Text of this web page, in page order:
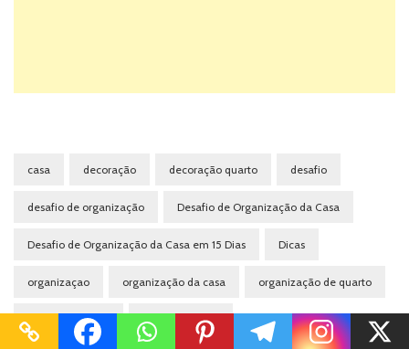
casa decoração decoração quarto desafio
desafio de organização Desafio de Organização da Casa
Desafio de Organização da Casa em 15 Dias Dicas
organizaçao organização da casa organização de quarto
organizar a casa quarto de casal